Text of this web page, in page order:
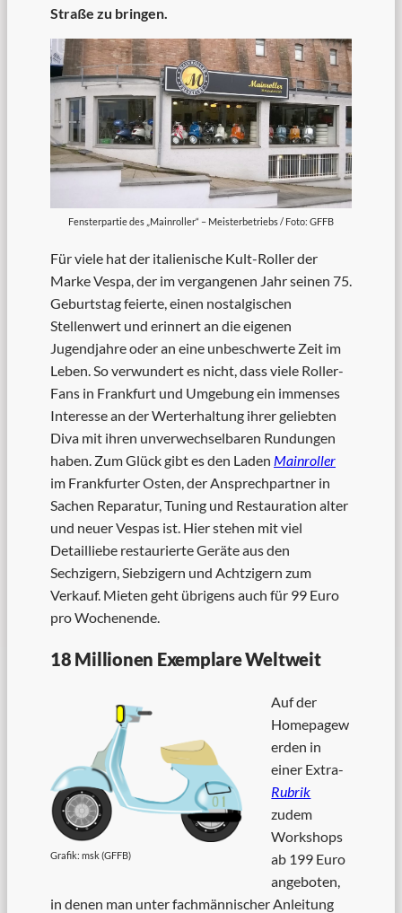
Straße zu bringen.
Fensterpartie des „Mainroller“ – Meisterbetriebs / Foto: GFFB
Für viele hat der italienische Kult-Roller der
Marke Vespa, der im vergangenen Jahr seinen 75.
Geburtstag feierte, einen nostalgischen
Stellenwert und erinnert an die eigenen
Jugendjahre oder an eine unbeschwerte Zeit im
Leben. So verwundert es nicht, dass viele Roller-
Fans in Frankfurt und Umgebung ein immenses
Interesse an der Werterhaltung ihrer geliebten
Diva mit ihren unverwechselbaren Rundungen
haben. Zum Glück gibt es den Laden Mainroller
im Frankfurter Osten, der Ansprechpartner in
Sachen Reparatur, Tuning und Restauration alter
und neuer Vespas ist. Hier stehen mit viel
Detailliebe restaurierte Geräte aus den
Sechzigern, Siebzigern und Achtzigern zum
Verkauf. Mieten geht übrigens auch für 99 Euro
pro Wochenende.
18 Millionen Exemplare Weltweit
Grafik: msk (GFFB)
Auf der
Homepagew
erden in
einer Extra-
Rubrik
zudem
Workshops
ab 199 Euro
angeboten,
in denen man unter fachmännischer Anleitung